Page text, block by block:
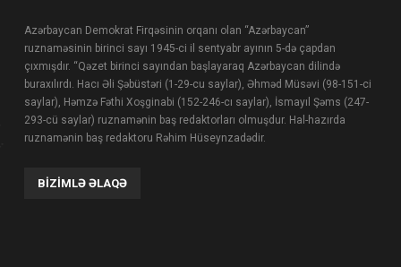
Azərbaycan Demokrat Firqəsinin orqanı olan “Azərbaycan”
ruznaməsinin birinci sayı 1945-ci il sentyabr ayının 5-də çapdan
çıxmışdır. “Qəzet birinci sayından başlayaraq Azərbaycan dilində
buraxılırdı. Hacı Əli Şəbüstəri (1-29-cu saylar), Əhməd Müsəvi (98-151-ci
saylar), Həmzə Fəthi Xoşginabi (152-246-cı saylar), İsmayıl Şəms (247-
293-cü saylar) ruznamənin baş redaktorları olmuşdur. Hal-hazırda
ruznamənin baş redaktoru Rəhim Hüseynzadədir.
BIZIMLƏ ƏLAQƏ